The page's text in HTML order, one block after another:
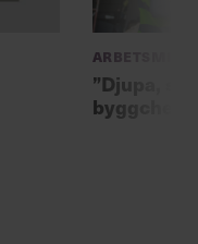
Arbetsmiljö
”Djupa,